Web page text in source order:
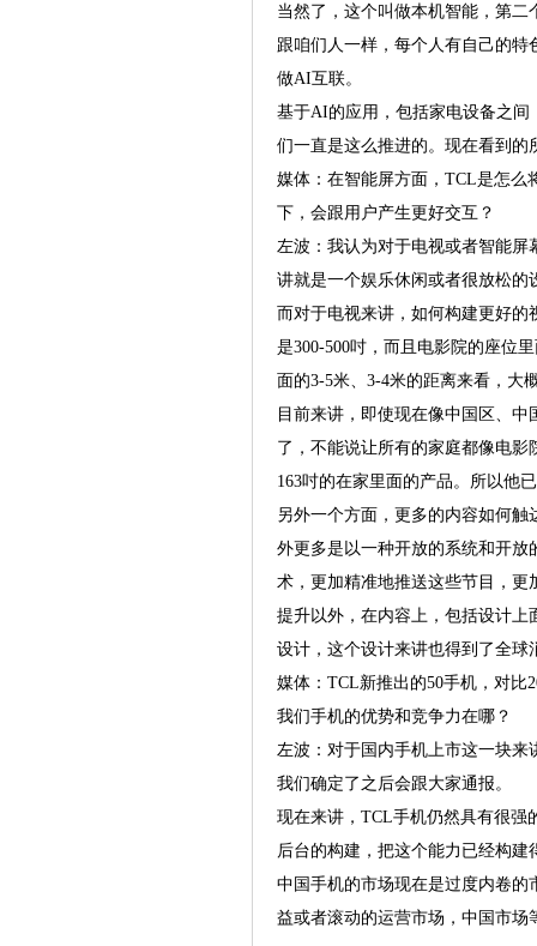
当然了，这个叫做本机智能，第
跟咱们人一样，每个人有自己的
做AI互联。
基于AI的应用，包括家电设备之间
们一直是这么推进的。现在看到
媒体：在智能屏方面，TCL是怎么
下，会跟用户产生更好交互？
左波：我认为对于电视或者智能
讲就是一个娱乐休闲或者很放松的
而对于电视来讲，如何构建更好
是300-500吋，而且电影院的座位
面的3-5米、3-4米的距离来看，大
目前来讲，即使现在像中国区、
了，不能说让所有的家庭都像电
163吋的在家里面的产品。所以他
另外一个方面，更多的内容如何
外更多是以一种开放的系统和开
术，更加精准地推送这些节目，
提升以外，在内容上，包括设计上
设计，这个设计来讲也得到了全
媒体：TCL新推出的50手机，对比
我们手机的优势和竞争力在哪？
左波：对于国内手机上市这一块
我们确定了之后会跟大家通报。
现在来讲，TCL手机仍然具有很强
后台的构建，把这个能力已经构
中国手机的市场现在是过度内卷
益或者滚动的运营市场，中国市